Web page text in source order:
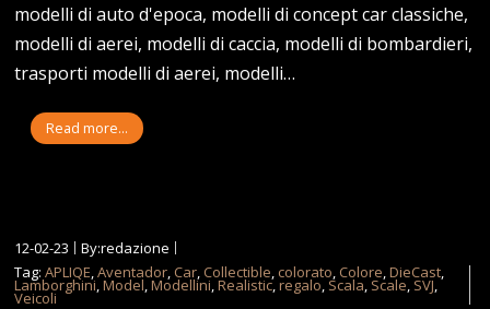
modelli di auto d'epoca, modelli di concept car classiche,
modelli di aerei, modelli di caccia, modelli di bombardieri,
trasporti modelli di aerei, modelli…
Read more...
12-02-23
By:redazione
Tag:APLIQE ,Aventador Car Collectible colorato Colore ,DieCast
Lamborghini ,Model ,Modellini ,Realistic,regalo Scala Scale SVJ
Veicoli